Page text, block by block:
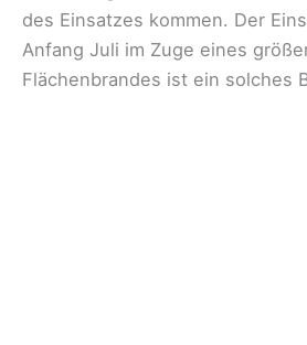
des Einsatzes kommen. Der
Anfang Juli im Zuge eines
Flächenbrandes ist ein solches